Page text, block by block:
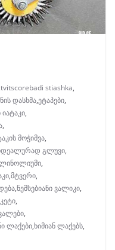
tvitscorebadi stiashka,
დასხმა,ეტაპები,
,
,
მოჭიმვა,
გლუვი,
,
,მტვერი,
,ნემსებიანი ვალიკი,
,
,
ლაქები,ხიმიან ლაქებს,